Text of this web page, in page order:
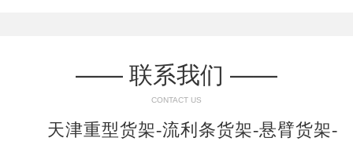
—— 联系我们 ——
CONTACT US
天津重型货架-流利条货架-悬臂货架-